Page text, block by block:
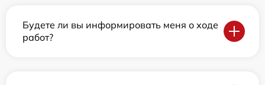
Будете ли вы информировать меня о ходе
работ?